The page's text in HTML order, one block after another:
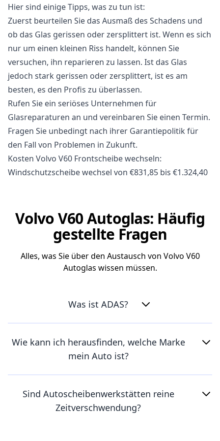
Hier sind einige Tipps, was zu tun ist:
Zuerst beurteilen Sie das Ausmaß des Schadens und
ob das Glas gerissen oder zersplittert ist. Wenn es sich
nur um einen kleinen Riss handelt, können Sie
versuchen, ihn reparieren zu lassen. Ist das Glas
jedoch stark gerissen oder zersplittert, ist es am
besten, es den Profis zu überlassen.
Rufen Sie ein seriöses Unternehmen für
Glasreparaturen an und vereinbaren Sie einen Termin.
Fragen Sie unbedingt nach ihrer Garantiepolitik für
den Fall von Problemen in Zukunft.
Kosten Volvo V60 Frontscheibe wechseln:
Windschutzscheibe wechsel von €831,85 bis €1.324,40
Volvo V60 Autoglas: Häufig
gestellte Fragen
Alles, was Sie über den Austausch von Volvo V60
Autoglas wissen müssen.
Was ist ADAS?
Wie kann ich herausfinden, welche Marke
mein Auto ist?
Sind Autoscheibenwerkstätten reine
Zeitverschwendung?